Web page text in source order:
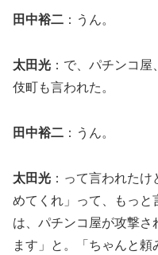
田中裕二 ：うん。
太田光 ：で、パチンコ
伎町も言われた。
田中裕二 ：うん。
太田光 ：って言われた
めてくれ」って、もっと
は、パチンコ屋が攻撃さ
ます」と。「ちゃんと